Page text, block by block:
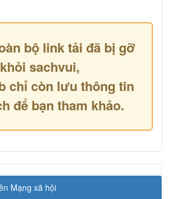
bộ link tải đã bị gỡ
khỏi sachvui,
chỉ còn lưu thông tin
để bạn tham khảo.
Mạng xã hội